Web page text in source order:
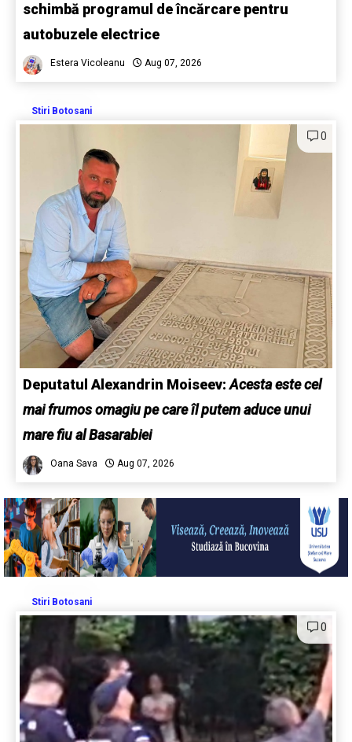
schimbă programul de încărcare pentru
autobuzele electrice
Estera Vicoleanu Aug 07, 2026
Stiri Botosani
0
Deputatul Alexandrin Moiseev:Acesta este cel
mai frumos omagiu pe care îl putem aduce unui
mare fiu al Basarabiei
Oana Sava Aug 07, 2026
Stiri Botosani
0